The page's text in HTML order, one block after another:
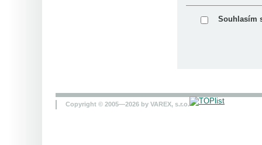
Souhlasím
Copyright © 2005—2026 by VAREX, s.r.o.